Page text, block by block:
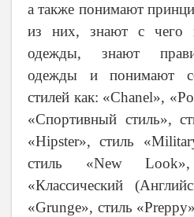
а также понимают
из них, знают с чего
одежды, знают
одежды и понимают
стилей как: «Chanel»,
«Спортивный стиль»,
«Hipster», стиль «
стиль «New Look
«Классический
«Grunge», стиль «Preppy